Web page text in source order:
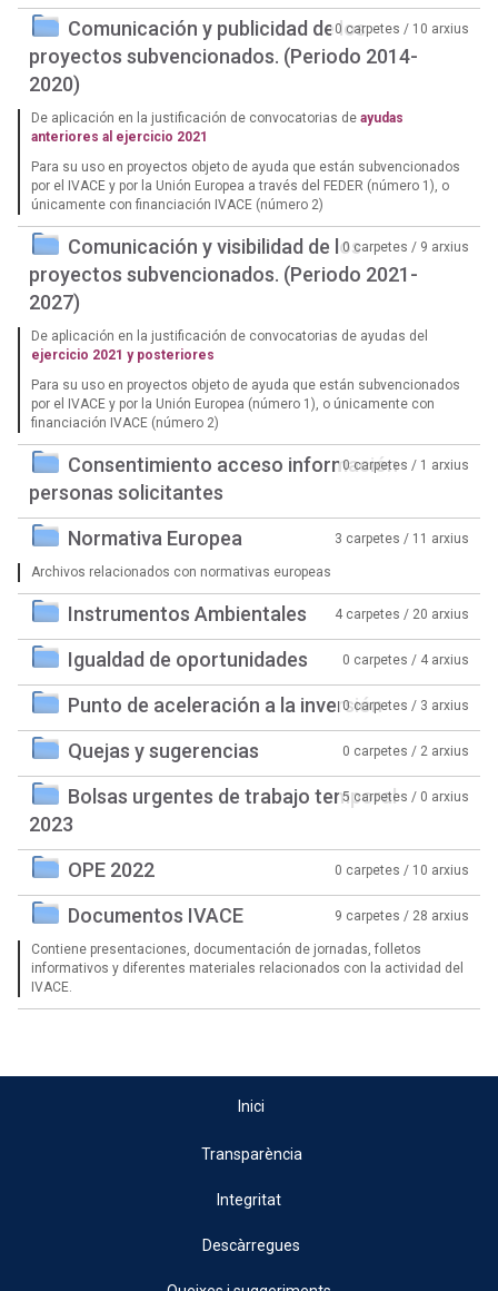
Comunicación y publicidad de los
proyectos subvencionados. (Periodo 2014-
2020)
0 carpetes / 10 arxius
De aplicación en la justificación de convocatorias de ayudas
anteriores al ejercicio 2021
Para su uso en proyectos objeto de ayuda que están subvencionados
por el IVACE y por la Unión Europea a través del FEDER (número 1), o
únicamente con financiación IVACE (número 2)
Comunicación y visibilidad de los
proyectos subvencionados. (Periodo 2021-
2027)
0 carpetes / 9 arxius
De aplicación en la justificación de convocatorias de ayudas del
ejercicio 2021 y posteriores
Para su uso en proyectos objeto de ayuda que están subvencionados
por el IVACE y por la Unión Europea (número 1), o únicamente con
financiación IVACE (número 2)
Consentimiento acceso información
personas solicitantes
0 carpetes / 1 arxius
Normativa Europea 3 carpetes / 11 arxius
Archivos relacionados con normativas europeas
Instrumentos Ambientales 4 carpetes / 20 arxius
Igualdad de oportunidades 0 carpetes / 4 arxius
Punto de aceleración a la inversión0 carpetes / 3 arxius
Quejas y sugerencias 0 carpetes / 2 arxius
Bolsas urgentes de trabajo temporal
2023
5 carpetes / 0 arxius
OPE 2022 0 carpetes / 10 arxius
Documentos IVACE 9 carpetes / 28 arxius
Contiene presentaciones, documentación de jornadas, folletos
informativos y diferentes materiales relacionados con la actividad del
IVACE.
Inici
Transparència
Integritat
Descàrregues